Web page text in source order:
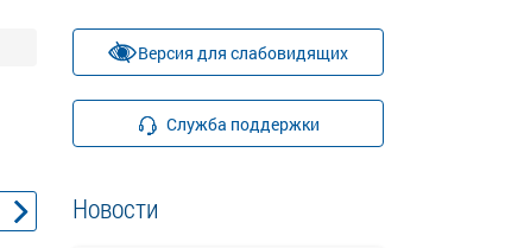
Версия для слабовидящих
Служба поддержки
Новости